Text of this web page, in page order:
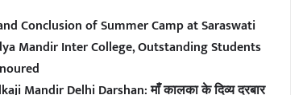
Conclusion of Summer Camp at Saraswati
Mandir Inter College, Outstanding Students